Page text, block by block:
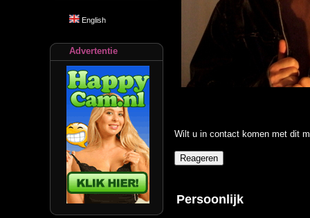
English
Advertentie
Wilt u in contact komen met dit
Persoonlijk